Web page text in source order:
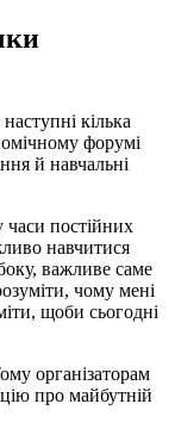
кілька
форумі
й навчальні
постійних
навчитися
важливе саме
чому мені
щоби сьогодні
організаторам
про майбутній